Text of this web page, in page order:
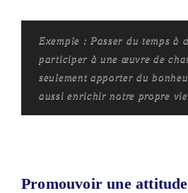
Exemple : Passer du temps à
participer à une œuvre de
seulement apporter du
aussi enrichir notre propre
Promouvoir une